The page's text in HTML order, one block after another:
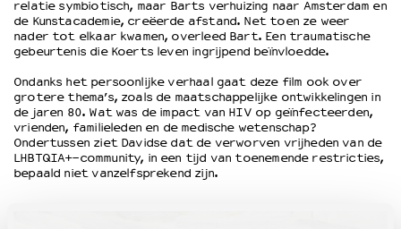
Ruimte voor artistieke vrijheid – VNPF
relatie symbiotisch, maar Barts verhuizing naar Amsterdam en
de Kunstacademie, creëerde afstand. Net toen ze weer
nader tot elkaar kwamen, overleed Bart. Een traumatische
gebeurtenis die Koerts leven ingrijpend beïnvloedde.
Ondanks het persoonlijke verhaal gaat deze film ook over
grotere thema’s, zoals de maatschappelijke ontwikkelingen in
de jaren 80. Wat was de impact van HIV op geïnfecteerden,
vrienden, familieleden en de medische wetenschap?
Ondertussen ziet Davidse dat de verworven vrijheden van de
LHBTQIA+-community, in een tijd van toenemende restricties,
bepaald niet vanzelfsprekend zijn.